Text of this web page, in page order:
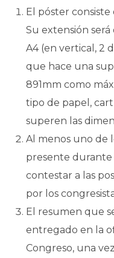
El póster
Su extensión
A4 (en vertical, 2
que hace una
891mm como
tipo de papel,
superen las
Al menos uno de
presente durante
contestar a las
por los
El resumen que
entregado en la
Congreso, una